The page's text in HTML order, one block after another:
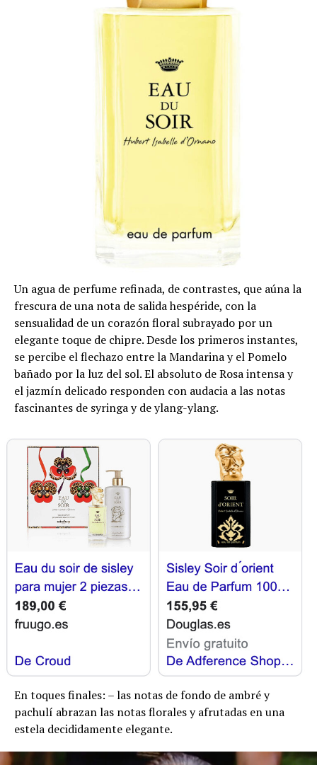
Un agua de perfume refinada, de contrastes, que aúna la
frescura de una nota de salida hespéride, con la
sensualidad de un corazón floral subrayado por un
elegante toque de chipre. Desde los primeros instantes,
se percibe el flechazo entre la Mandarina y el Pomelo
bañado por la luz del sol. El absoluto de Rosa intensa y
el jazmín delicado responden con audacia a las notas
fascinantes de syringa y de ylang-ylang.
En toques finales: – las notas de fondo de ambré y
pachulí abrazan las notas florales y afrutadas en una
estela decididamente elegante.